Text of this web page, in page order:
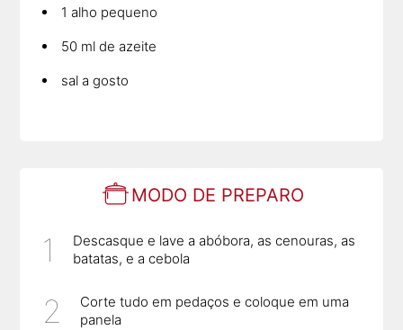
1 alho pequeno
50 ml de azeite
sal a gosto
MODO DE PREPARO
Descasque e lave a abóbora, as cenouras, as
batatas, e a cebola
Corte tudo em pedaços e coloque em uma
panela